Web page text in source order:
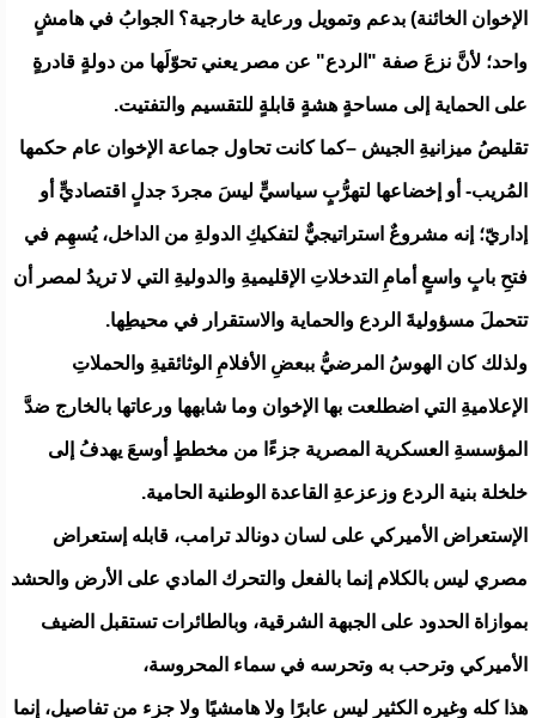
الإخوان الخائنة) بدعم وتمويل ورعاية خارجية؟ الجوابُ في هامشٍ
واحد؛ لأنَّ نزعَ صفة "الردع" عن مصر يعني تحوّلَها من دولةٍ قادرةٍ
على الحماية إلى مساحةٍ هشةٍ قابلةٍ للتقسيم والتفتيت.
تقليصُ ميزانيةِ الجيش –كما كانت تحاول جماعة الإخوان عام حكمها
المُريب- أو إخضاعها لتهرُّبٍ سياسيٍّ ليسَ مجردَ جدلٍ اقتصاديٍّ أو
إداريّ؛ إنه مشروعٌ استراتيجيٌّ لتفكيكِ الدولةِ من الداخل، يُسهِم في
فتحِ بابٍ واسعٍ أمامِ التدخلاتِ الإقليميةِ والدوليةِ التي لا تريدُ لمصر أن
تتحملَ مسؤوليةَ الردع والحماية والاستقرار في محيطِها.
ولذلك كان الهوسُ المرضيُّ ببعضِ الأفلامِ الوثائقيةِ والحملاتِ
الإعلاميةِ التي اضطلعت بها الإخوان وما شابهها ورعاتها بالخارج ضدَّ
المؤسسةِ العسكرية المصرية جزءًا من مخططٍ أوسعَ يهدفُ إلى
خلخلة بنية الردع وزعزعةِ القاعدة الوطنية الحامية.
الإستعراض الأميركي على لسان دونالد ترامب، قابله إستعراض
مصري ليس بالكلام إنما بالفعل والتحرك المادي على الأرض والحشد
بموازاة الحدود على الجبهة الشرقية، وبالطائرات تستقبل الضيف
الأميركي وترحب به وتحرسه في سماء المحروسة،
هذا كله وغيره الكثير ليس عابرًا ولا هامشيًا ولا جزء من تفاصيل، إنما